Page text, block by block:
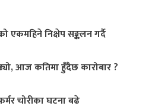
एकमहिने निक्षेप सङ्कलन गर्दै
आज कतिमा हुँदैछ कारोबार ?
चोरीका घटना बढे